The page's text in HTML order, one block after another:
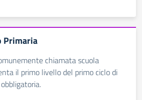
Primaria
chiamata scuola
il primo livello del primo ciclo di